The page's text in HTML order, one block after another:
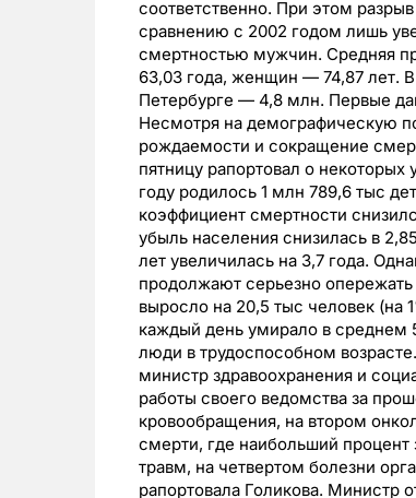
соответственно. При этом
сравнению с 2002 годом лишь
смертностью мужчин. Средняя
63,03 года, женщин — 74,87 лет.
Петербурге — 4,8 млн. Первые
Несмотря на демографическую
рождаемости и сокращение
пятницу рапортовал о
году родилось 1 млн 789,6 тыс
коэффициент смертности
убыль населения снизилась в
лет увеличилась на 3,7 года.
продолжают серьезно
выросло на 20,5 тыс человек (на
каждый день умирало в среднем
люди в трудоспособном
министр здравоохранения и
работы своего ведомства за
кровообращения, на втором
смерти, где наибольший процент
травм, на четвертом болезни
рапортовала Голикова. Министр